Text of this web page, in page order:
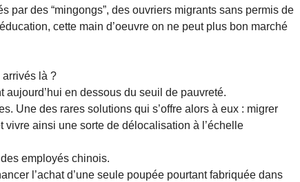
par des “mingongs”, des ouvriers migrants sans permis de
cette main d’oeuvre on ne peut plus bon marché
arrivés là ?
en dessous du seuil de pauvreté.
Une des rares solutions qui s’offre alors à eux : migrer
ainsi une sorte de délocalisation à l’échelle
employés chinois.
l’achat d’une seule poupée pourtant fabriquée dans